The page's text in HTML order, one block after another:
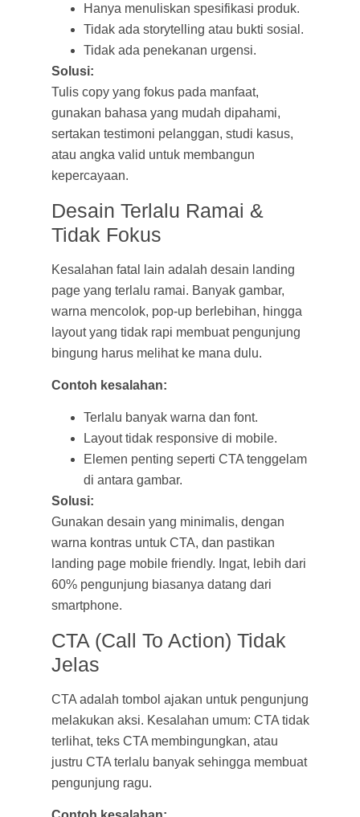
Hanya menuliskan spesifikasi produk.
Tidak ada storytelling atau bukti sosial.
Tidak ada penekanan urgensi.
Solusi:
Tulis copy yang fokus pada manfaat,
gunakan bahasa yang mudah dipahami,
sertakan testimoni pelanggan, studi kasus,
atau angka valid untuk membangun
kepercayaan.
Desain Terlalu Ramai &
Tidak Fokus
Kesalahan fatal lain adalah desain landing
page yang terlalu ramai. Banyak gambar,
warna mencolok, pop-up berlebihan, hingga
layout yang tidak rapi membuat pengunjung
bingung harus melihat ke mana dulu.
Contoh kesalahan:
Terlalu banyak warna dan font.
Layout tidak responsive di mobile.
Elemen penting seperti CTA tenggelam
di antara gambar.
Solusi:
Gunakan desain yang minimalis, dengan
warna kontras untuk CTA, dan pastikan
landing page mobile friendly. Ingat, lebih dari
60% pengunjung biasanya datang dari
smartphone.
CTA (Call To Action) Tidak
Jelas
CTA adalah tombol ajakan untuk pengunjung
melakukan aksi. Kesalahan umum: CTA tidak
terlihat, teks CTA membingungkan, atau
justru CTA terlalu banyak sehingga membuat
pengunjung ragu.